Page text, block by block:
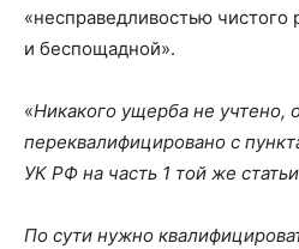
«несправедливостью чистого
и беспощадной».
«Никакого ущерба не учтено,
переквалифицировано с
УК РФ на часть 1 той же
По сути нужно